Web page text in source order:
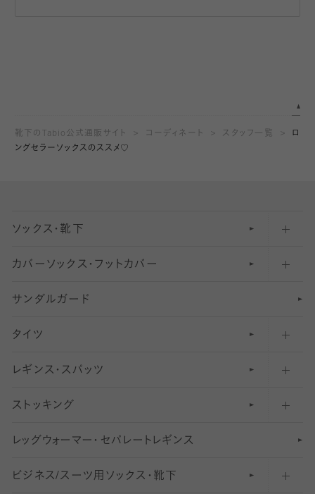
靴下のTabio公式通販サイト コーディネート スタッフ一覧
ロ
ングセラーソックスのススメ♡
ソックス・靴下
五本指ソックス・靴下
足袋ソックス・靴下
無地・プレーンソックス・靴下
柄ソックス・靴下
スニーカー（くるぶし）用ソックス
アンクル・ショートソックス（くるぶし上）
クルーソックス（ふくらはぎ下）
カバーソックス・フットカバー
フットカバー・カバーソックス（深め）
フットカバー・カバーソックス（ふつう）
フットカバー・カバーソックス（浅め）
サンダルガード
タイツ
30デニール以下のタイツ（薄手タイツ）
31〜40デニールタイツ
41〜60デニールタイツ
61〜80デニールタイツ
レギンス・スパッツ
柄レギンス
無地レギンス
レギンスパンツ（レギパン）
ストッキング
伝線しにくいストッキング
ショートストッキング
レッ グ ウォー マー ・ セパレー ト レ ギンス
ビジネス/スーツ用 ソックス・靴下